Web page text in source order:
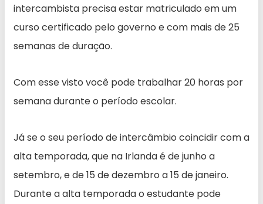
intercambista precisa estar matriculado em um
curso certificado pelo governo e com mais de 25
semanas de duração.
Com esse visto você pode trabalhar 20 horas por
semana durante o período escolar.
Já se o seu período de intercâmbio coincidir com a
alta temporada, que na Irlanda é de junho a
setembro, e de 15 de dezembro a 15 de janeiro.
Durante a alta temporada o estudante pode